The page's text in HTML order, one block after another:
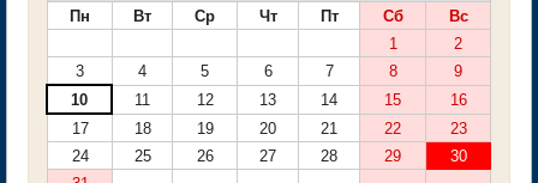
Пн
Вт Ср Чт Пт Сб
Вс
1
2
3
4 5 6 7 8
9
10
11 12 13 14 15
16
17
18 19 20 21 22
23
24
25 26 27 28 29
30